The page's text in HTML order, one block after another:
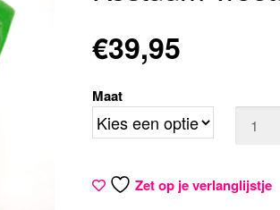
€39,95
Maat
Zet op je verlanglijstje